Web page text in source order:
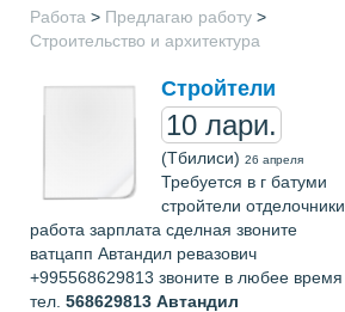
Работа > Предлагаю работу >
Строительство и архитектура
Стройтели
10 лари.
(Тбилиси) 26 апреля
Требуется в г батуми
стройтели отделочники
работа зарплата сделная звоните
ватцапп Автандил ревазович
+995568629813 звоните в любее время
тел. 568629813 Автандил